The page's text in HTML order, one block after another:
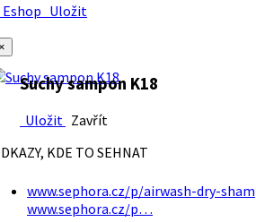
Uložit
Suchy sampon K18
Uložit Zavřít
KDE TO SEHNAT
www.sephora.cz/p/airwash-dry-
www.sephora.cz/p…